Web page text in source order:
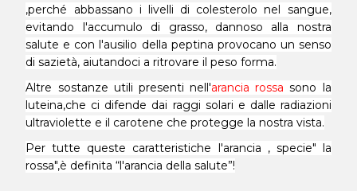
,perché abbassano i livelli di colesterolo nel sangue,
evitando l'accumulo di grasso, dannoso alla nostra
salute e con l'ausilio della peptina provocano un senso
di sazietà, aiutandoci a ritrovare il peso forma.
Altre sostanze utili presenti nell'arancia rossasono la
luteina,che ci difende dai raggi solari e dalle radiazioni
ultraviolette e il carotene che protegge la nostra vista.
Per tutte queste caratteristiche l'arancia , specie" la
rossa",è definita “l'arancia della salute”!